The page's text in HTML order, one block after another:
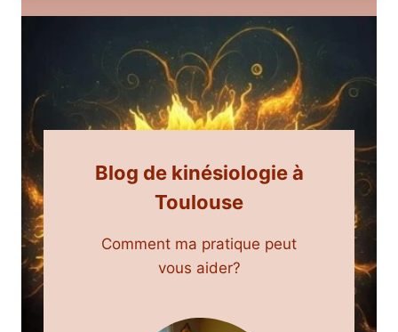
Blog de kinésiologie à
Toulouse
Comment ma pratique peut
vous aider?